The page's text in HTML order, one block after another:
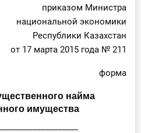
приказом Министра
национальной экономики
Республики Казахстан
от 17 марта 2015 года № 211
форма
найма
имущества